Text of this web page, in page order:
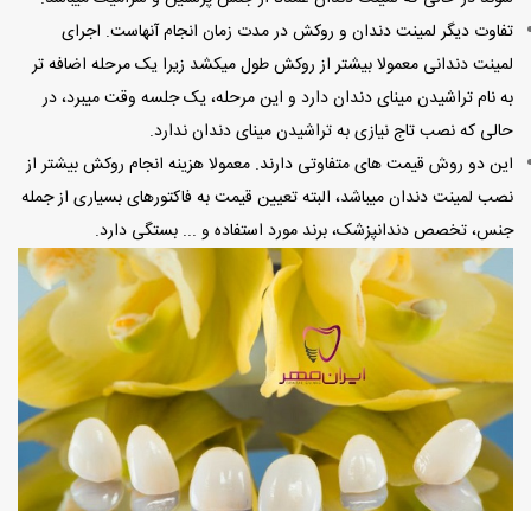
تفاوت دیگر لمینت دندان و روکش در مدت زمان انجام آنهاست. اجرای
لمینت دندانی معمولا بیشتر از روکش طول میکشد زیرا یک مرحله اضافه تر
به نام تراشیدن مینای دندان دارد و این مرحله، یک جلسه وقت میبرد، در
حالی که نصب تاج نیازی به تراشیدن مینای دندان ندارد.
این دو روش قیمت های متفاوتی دارند. معمولا هزینه انجام روکش بیشتر از
نصب لمینت دندان میباشد، البته تعیین قیمت به فاکتورهای بسیاری از جمله
جنس، تخصص دندانپزشک، برند مورد استفاده و ... بستگی دارد.